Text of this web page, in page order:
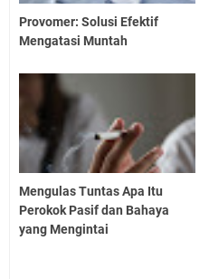
Provomer: Solusi Efektif
Mengatasi Muntah
Mengulas Tuntas Apa Itu
Perokok Pasif dan Bahaya
yang Mengintai